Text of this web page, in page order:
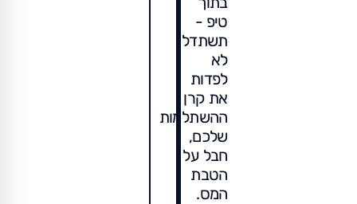
טיפ -
תשתדלו
לא
לפדות
את קרן
ההשתלמות
שלכם,
חבל על
הטבת
המס.